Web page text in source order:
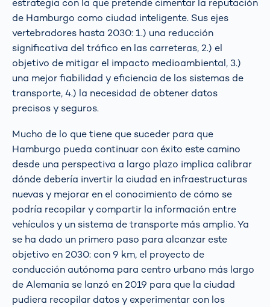
estrategia con la que pretende cimentar la reputación
de Hamburgo como ciudad inteligente. Sus ejes
vertebradores hasta 2030: 1.) una reducción
significativa del tráfico en las carreteras, 2.) el
objetivo de mitigar el impacto medioambiental, 3.)
una mejor fiabilidad y eficiencia de los sistemas de
transporte, 4.) la necesidad de obtener datos
precisos y seguros.
Mucho de lo que tiene que suceder para que
Hamburgo pueda continuar con éxito este camino
desde una perspectiva a largo plazo implica calibrar
dónde debería invertir la ciudad en infraestructuras
nuevas y mejorar en el conocimiento de cómo se
podría recopilar y compartir la información entre
vehículos y un sistema de transporte más amplio. Ya
se ha dado un primero paso para alcanzar este
objetivo en 2030: con 9 km, el proyecto de
conducción autónoma para centro urbano más largo
de Alemania se lanzó en 2019 para que la ciudad
pudiera recopilar datos y experimentar con los